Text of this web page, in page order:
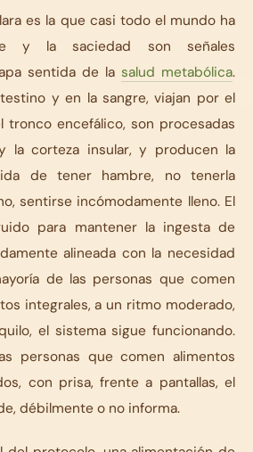
es la que casi todo el mundo ha
y la saciedad son señales
sentida de la salud metabólica.
y en la sangre, viajan por el
tronco encefálico, son procesadas
la corteza insular, y producen la
de tener hambre, no tenerla
sentirse incómodamente lleno. El
para mantener la ingesta de
alineada con la necesidad
de las personas que comen
integrales, a un ritmo moderado,
el sistema sigue funcionando.
personas que comen alimentos
con prisa, frente a pantallas, el
débilmente o no informa.